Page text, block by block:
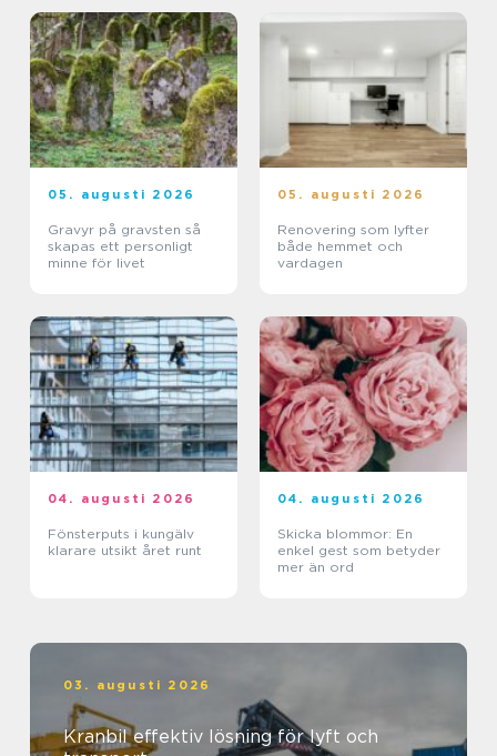
05. augusti 2026
Gravyr på gravsten så
skapas ett personligt
minne för livet
05. augusti 2026
Renovering som lyfter
både hemmet och
vardagen
04. augusti 2026
Fönsterputs i kungälv
klarare utsikt året runt
04. augusti 2026
Skicka blommor: En
enkel gest som betyder
mer än ord
03. augusti 2026
Kranbil effektiv lösning för lyft och